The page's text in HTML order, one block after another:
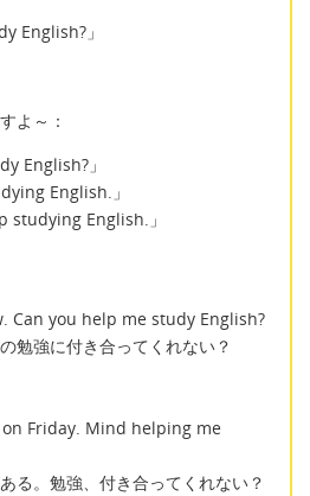
English?」
よ～：
English?」
English.」
studying English.」
Can you help me study English?
勉強に付き合ってくれない？
Friday. Mind helping me
る。勉強、付き合ってくれない？